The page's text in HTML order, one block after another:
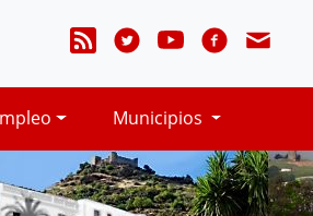
Municipios